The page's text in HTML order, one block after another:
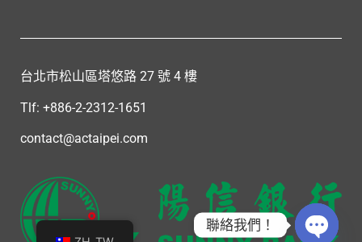
台北市松山區塔悠路 27 號 4 樓
Tlf: +886-2-2312-1651
contact@actaipei.com
聯絡我們！